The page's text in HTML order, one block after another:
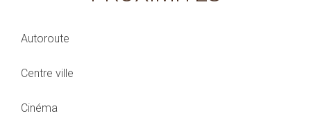
Autoroute
Centre ville
Cinéma